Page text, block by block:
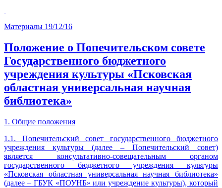
Материалы 19/12/16
Положение о Попечительском совете
Государственного бюджетного
учреждения культуры «Псковская
областная универсальная научная
библиотека»
1. Общие положения
1.1. Попечительский совет государственного бюджетного
учреждения культуры (далее – Попечительский совет)
является консультативно-совещательным органом
государственного бюджетного учреждения культуры
«Псковская областная универсальная научная библиотека»
(далее – ГБУК «ПОУНБ» или учреждение культуры), который